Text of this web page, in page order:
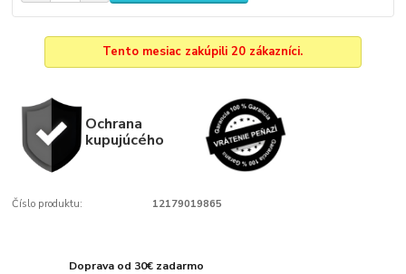
Tento mesiac zakúpili 20 zákazníci.
Ochrana
kupujúcého
Číslo produktu: 12179019865
Doprava od 30€ zadarmo